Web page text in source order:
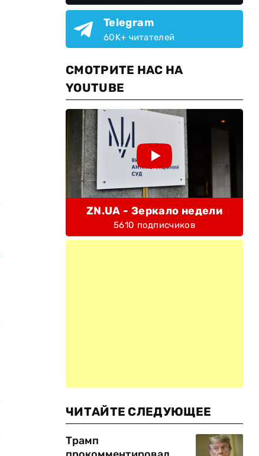
Telegram
60K+ читателей
СМОТРИТЕ НАС НА
YOUTUBE
ZN.UA - Зеркало недели
5610 подписчиков
ЧИТАЙТЕ СЛЕДУЮЩЕЕ
Трамп